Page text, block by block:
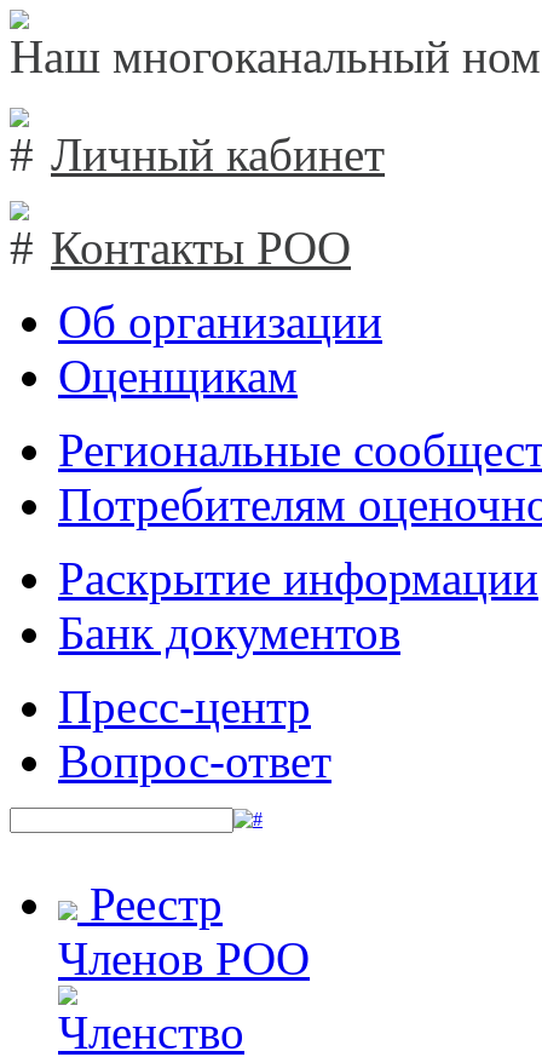
Наш многоканальный
Личный кабинет
Контакты РОО
Об организации
Оценщикам
Региональные
Потребителям
Раскрытие информации
Банк документов
Пресс-центр
Вопрос-ответ
Реестр
Членов РОО